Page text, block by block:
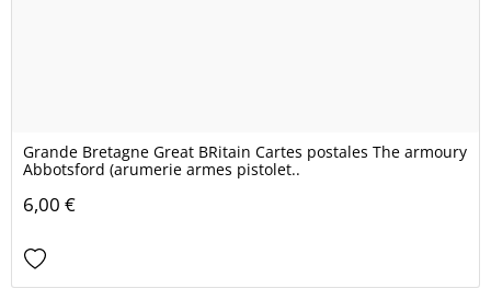
Grande Bretagne Great BRitain Cartes postales The armoury
Abbotsford (arumerie armes pistolet..
6,00 €